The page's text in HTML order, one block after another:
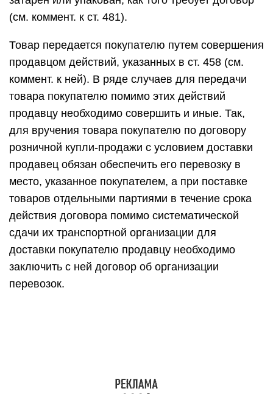
(см. коммент. к ст. 481).
Товар передается покупателю путем совершения
продавцом действий, указанных в ст. 458 (см.
коммент. к ней). В ряде случаев для передачи
товара покупателю помимо этих действий
продавцу необходимо совершить и иные. Так,
для вручения товара покупателю по договору
розничной купли-продажи с условием доставки
продавец обязан обеспечить его перевозку в
место, указанное покупателем, а при поставке
товаров отдельными партиями в течение срока
действия договора помимо систематической
сдачи их транспортной организации для
доставки покупателю продавцу необходимо
заключить с ней договор об организации
перевозок.